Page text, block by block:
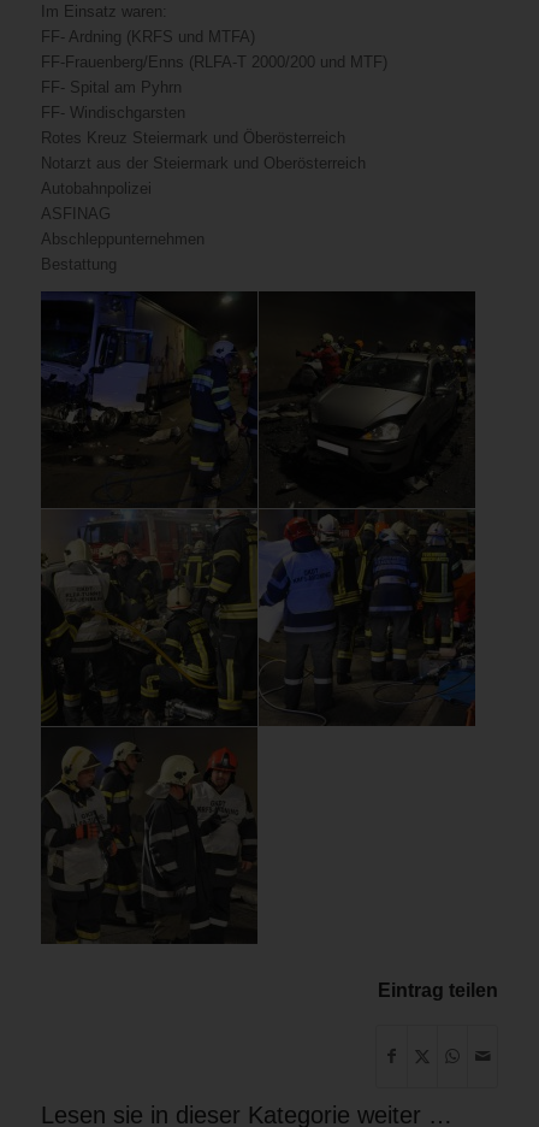
Im Einsatz waren:
FF- Ardning (KRFS und MTFA)
FF-Frauenberg/Enns (RLFA-T 2000/200 und MTF)
FF- Spital am Pyhrn
FF- Windischgarsten
Rotes Kreuz Steiermark und Öberösterreich
Notarzt aus der Steiermark und Oberösterreich
Autobahnpolizei
ASFINAG
Abschleppunternehmen
Bestattung
Eintrag teilen
Lesen sie in dieser Kategorie weiter …